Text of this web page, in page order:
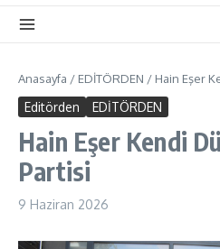
Anasayfa / EDİTÖRDEN / Hain Eşer
Editörden EDİTÖRDEN
Hain Eşer Kendi
Partisi
9 Haziran 2026